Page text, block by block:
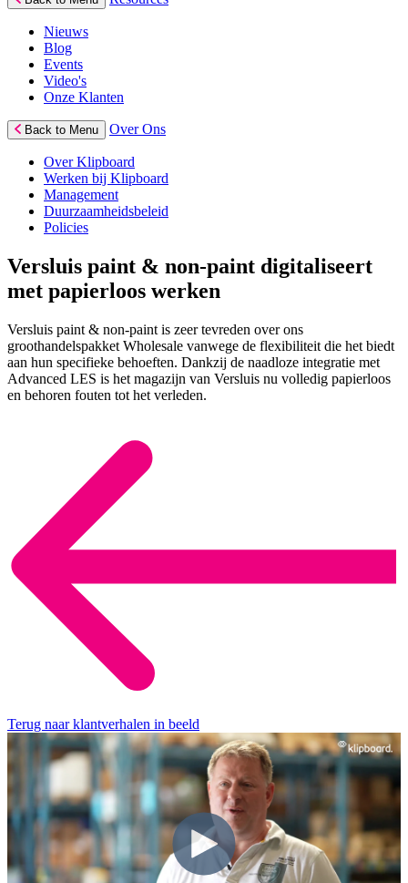
Nieuws
Blog
Events
Video's
Onze Klanten
Back to Menu Over Ons
Over Klipboard
Werken bij Klipboard
Management
Duurzaamheidsbeleid
Policies
Versluis paint & non-paint digitaliseert
met papierloos werken
Versluis paint & non-paint is zeer tevreden over ons
groothandelspakket Wholesale vanwege de flexibiliteit die het biedt
aan hun specifieke behoeften. Dankzij de naadloze integratie met
Advanced LES is het magazijn van Versluis nu volledig papierloos
en behoren fouten tot het verleden.
Terug naar klantverhalen in beeld